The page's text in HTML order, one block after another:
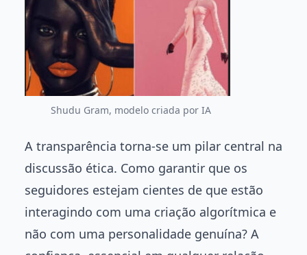
Shudu Gram, modelo criada por IA
A transparência torna-se um pilar central na
discussão ética. Como garantir que os
seguidores estejam cientes de que estão
interagindo com uma criação algorítmica e
não com uma personalidade genuína? A